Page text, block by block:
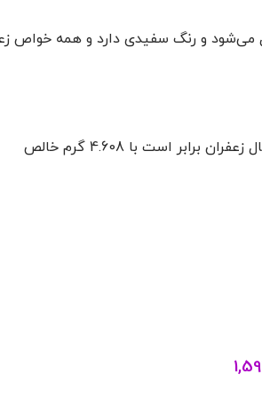
و رنگ سفیدی دارد و همه خواص
است با 4.608 گرم خالص